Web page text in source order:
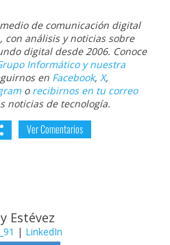
de comunicación digital
con análisis y noticias sobre
digital desde 2006. Conoce
Informático y nuestra
en Facebook, X,
o recibirnos en tu correo
noticias de tecnología.
Ver Comentarios
Estévez
| LinkedIn